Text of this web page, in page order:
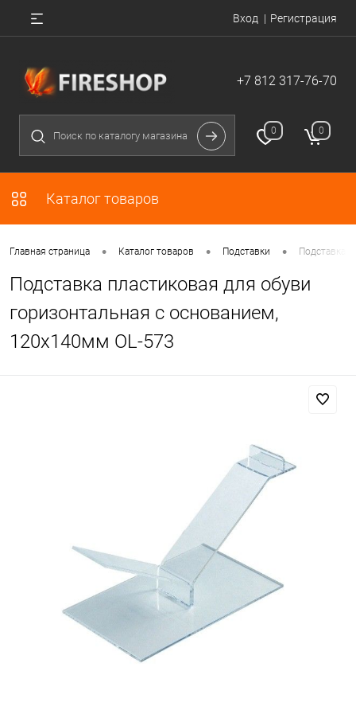
Вход Регистрация
+7 812 317-76-70
0 0
Каталог товаров
Главная страница • Каталог товаров • Подставки • Подставка
Подставка пластиковая для обуви
горизонтальная с основанием,
120х140мм OL-573